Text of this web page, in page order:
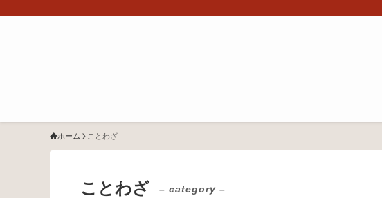
ホーム ことわざ
ことわざ – category –